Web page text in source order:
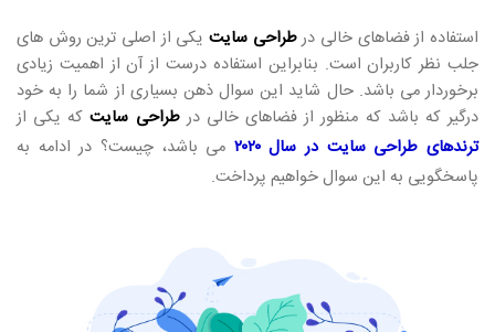
استفاده از فضاهای خالی درطراحی سایت یکی از اصلی ترین روش های
جلب نظر کاربران است. بنابراین استفاده درست از آن از اهمیت زیادی
برخوردار می باشد. حال شاید این سوال ذهن بسیاری از شما را به خود
درگیر که باشد که منظور از فضاهای خالی درطراحی سایتکه یکی از
ترندهای طراحی سایت در سال ۲۰۲۰
می باشد، چیست؟ در ادامه به
پاسخگویی به این سوال خواهیم پرداخت.